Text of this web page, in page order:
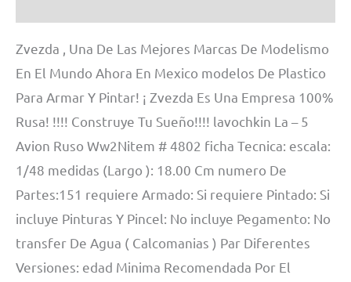
Zvezda , Una De Las Mejores Marcas De Modelismo
En El Mundo Ahora En Mexico modelos De Plastico
Para Armar Y Pintar! ¡ Zvezda Es Una Empresa 100%
Rusa! !!!! Construye Tu Sueño!!!! lavochkin La – 5
Avion Ruso Ww2Nitem # 4802 ficha Tecnica: escala:
1/48 medidas (Largo ): 18.00 Cm numero De
Partes:151 requiere Armado: Si requiere Pintado: Si
incluye Pinturas Y Pincel: No incluye Pegamento: No
transfer De Agua ( Calcomanias ) Par Diferentes
Versiones: edad Minima Recomendada Por El